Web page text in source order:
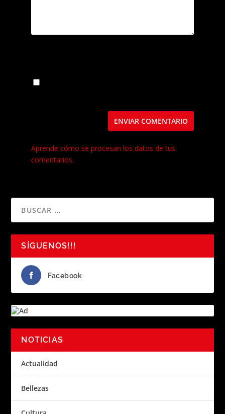
Aprende cómo se procesan los datos de tus
comentarios.
SÍGUENOS!!!
Facebook
NOTICIAS
Actualidad
Bellezas